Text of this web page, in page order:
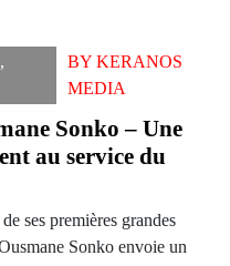
,
BYKERANOS
MEDIA
Sonko – Une
au service du
ses premières grandes
Sonko envoie un